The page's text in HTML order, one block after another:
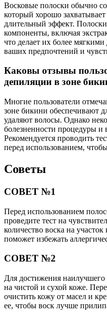
Восковые полоски обычно
который хорошо
длительный эффект.
компоненты, включая
что делает их более
ваших предпочтений и
Каковы отзывы
депиляции в зоне
Многие пользователи
зоне бикини обеспечивают
удаляют волосы. Однако
болезненности процедуры
Рекомендуется проводить
перед использованием,
Советы
СОВЕТ №1
Перед использованием
проведите тест на
количество воска на
поможет избежать
СОВЕТ №2
Для достижения наилучшего
на чистой и сухой коже.
очистить кожу от масел и
ее, чтобы воск лучше